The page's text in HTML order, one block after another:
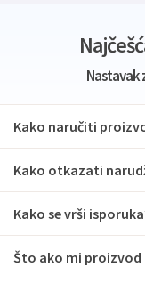
Nastavak
Kako naručiti
Kako otkazati
Kako se vrši
Što ako mi proizvod